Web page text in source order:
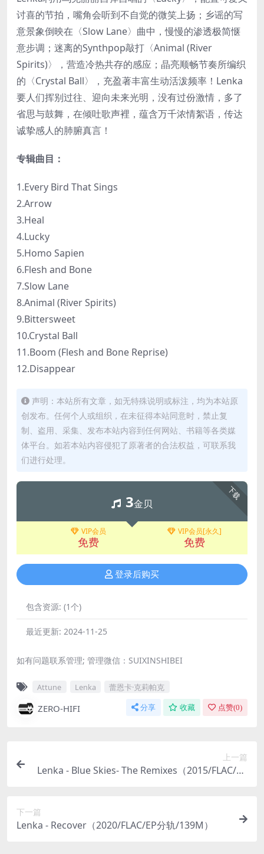
讨喜的节拍，嘴角会听到不自觉的微笑上扬；乡谣的写
意景象倒映在〈Slow Lane〉曲中，慢慢的渗透极简惬
意步调；迷离的Synthpop敲打〈Animal (River
Spirits)〉，营造冷热共存的感应；晶亮顺畅节奏所编织
的〈Crystal Ball〉，充盈著丰富生动活泼频率！Lenka
要人们挥别过往、迎向未来光明，没有过份激情，多了
省思与鼓舞，在倾吐歌声裡，蕴含万千浓情絮语，传达
诚挚感人的肺腑真言！
专辑曲目：
1.Every Bird That Sings
2.Arrow
3.Heal
4.Lucky
5.Homo Sapien
6.Flesh and Bone
7.Slow Lane
8.Animal (River Spirits)
9.Bittersweet
10.Crystal Ball
11.Boom (Flesh and Bone Reprise)
12.Disappear
声明：本站所有文章，如无特殊说明或标注，均为本站原
创发布。任何个人或组织，在未征得本站同意时，禁止复
制、盗用、采集、发布本站内容到任何网站、书籍等各类媒
体平台。如若本站内容侵犯了原著者的合法权益，可联系我
们进行处理。
下载
3金贝
VIP会员
免费
VIP会员[永久]
免费
登录后购买
包含资源: (1个)
最近更新: 2024-11-25
如有问题联系管理; 管理微信：SUIXINSHIBEI
Attune Lenka 蕾恩卡·克莉帕克
ZERO-HIFI 分享 收藏 点赞(0)
上一篇
Lenka - Blue Skies- The Remixes（2015/FLAC/EP
下一篇
Lenka - Recover（2020/FLAC/EP分轨/139M）